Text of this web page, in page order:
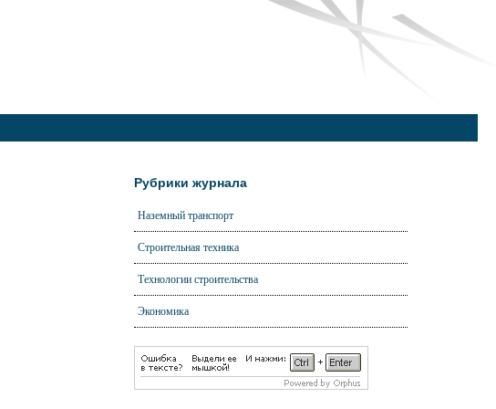
Рубрики журнала
Наземный транспорт
Строительная техника
Технологии строительства
Экономика